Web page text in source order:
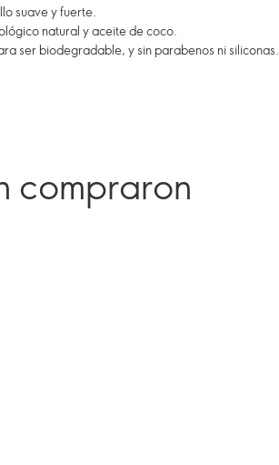
suave y fuerte.
natural y aceite de coco.
ser biodegradable, y sin parabenos ni siliconas.
compraron